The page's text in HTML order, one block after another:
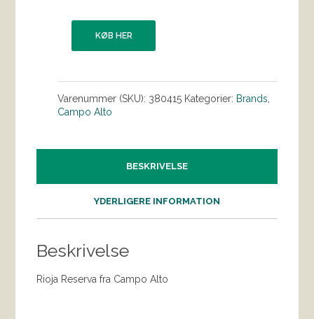
KØB HER
Varenummer (SKU): 380415 Kategorier: Brands
Campo Alto
BESKRIVELSE
YDERLIGERE INFORMATION
Beskrivelse
Rioja Reserva fra Campo Alto